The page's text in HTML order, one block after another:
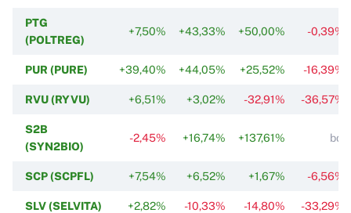
PTG
(POLTREG)
+7,50% +43,33% +50,00% -0,39%
PUR (PURE) +39,40% +44,05% +25,52% -16,39%
RVU (RYVU) +6,51% +3,02% -32,91% -36,57%
S2B
(SYN2BIO)
-2,45% +16,74% +137,61% bd.
SCP (SCPFL) +7,54% +6,52% +1,67% -6,56%
SLV (SELVITA) +2,82% -10,33% -14,80% -33,29%